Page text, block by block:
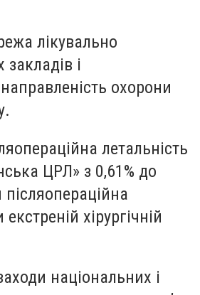
лікувально
і
охорони
летальність
ЦРЛ» з 0,61% до
хірургічній
національних і